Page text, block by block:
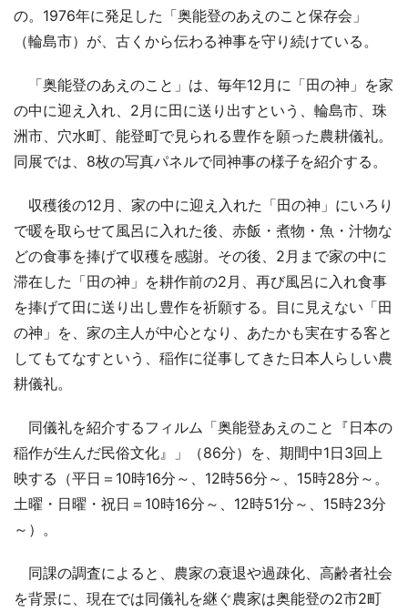
の。1976年に発足した「奥能登のあえのこと保存会」
（輪島市）が、古くから伝わる神事を守り続けている。
「奥能登のあえのこと」は、毎年12月に「田の神」を家
の中に迎え入れ、2月に田に送り出すという、輪島市、珠
洲市、穴水町、能登町で見られる豊作を願った農耕儀礼。
同展では、8枚の写真パネルで同神事の様子を紹介する。
収穫後の12月、家の中に迎え入れた「田の神」にいろり
で暖を取らせて風呂に入れた後、赤飯・煮物・魚・汁物な
どの食事を捧げて収穫を感謝。その後、2月まで家の中に
滞在した「田の神」を耕作前の2月、再び風呂に入れ食事
を捧げて田に送り出し豊作を祈願する。目に見えない「田
の神」を、家の主人が中心となり、あたかも実在する客と
してもてなすという、稲作に従事してきた日本人らしい農
耕儀礼。
同儀礼を紹介するフィルム「奥能登あえのこと『日本の
稲作が生んだ民俗文化』」（86分）を、期間中1日3回上
映する（平日＝10時16分～、12時56分～、15時28分～。
土曜・日曜・祝日＝10時16分～、12時51分～、15時23分
～）。
同課の調査によると、農家の衰退や過疎化、高齢者社会
を背景に、現在では同儀礼を継ぐ農家は奥能登の2市2町